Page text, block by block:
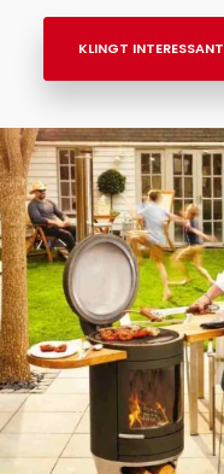
KLINGT INTERESSANT